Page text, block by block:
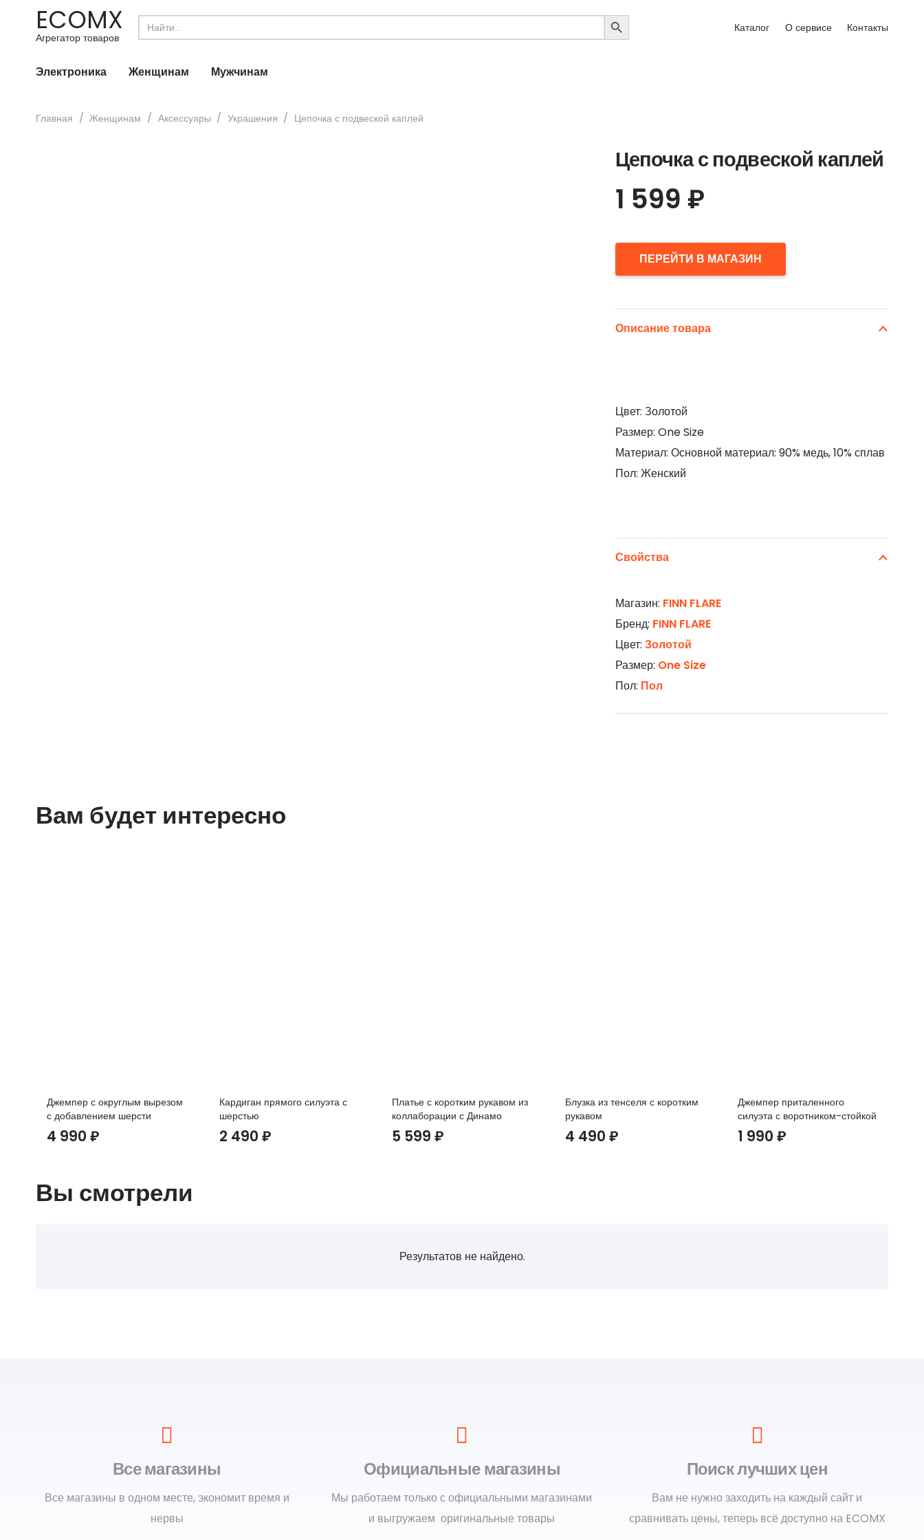
ECOMX
Агрегатор товаров
Search
for:
SEARCH
BUTTON
Каталог О сервисе Контакты
Электроника Женщинам Мужчинам
Главная / Женщинам / Аксессуары / Украшения / Цепочка с подвеской каплей
Цепочка с подвеской каплей
1 599 ₽
ПЕРЕЙТИ В МАГАЗИН
Описание товара
Цвет: Золотой
Размер: One Size
Материал: Основной материал: 90% медь, 10% сплав
Пол: Женский
Свойства
Магазин: FINN FLARE
Бренд: FINN FLARE
Цвет: Золотой
Размер: One Size
Пол: Пол
Вам будет интересно
Джемпер с округлым вырезом
с добавлением шерсти
4 990 ₽
Кардиган прямого силуэта с
шерстью
2 490₽
Платье с коротким рукавом из
коллаборации с Динамо
5 599₽
Блузка из тенселя с коротким
рукавом
4 490 ₽
Джемпер приталенного
силуэта с воротником-стойкой
1 990 ₽
Вы смотрели
Результатов не найдено.
Все магазины
Все магазины в одном месте, экономит время и
нервы
Официальные магазины
Мы работаем только с официальными магазинами
и выгружаем оригинальные товары
Поиск лучших цен
Вам не нужно заходить на каждый сайт и
сравнивать цены, теперь всё доступно на ECOMX